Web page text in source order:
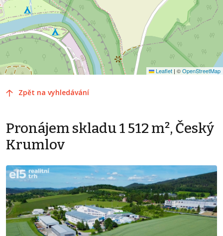
Leaflet | ©OpenStreetMap
Zpět na vyhledávání
Pronájem skladu 1 512 m², Český
Krumlov